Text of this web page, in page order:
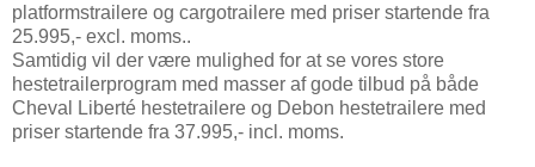
platformstrailere og cargotrailere med priser startende fra
25.995,- excl. moms..
Samtidig vil der være mulighed for at se vores store
hestetrailerprogram med masser af gode tilbud på både
Cheval Liberté hestetrailere og Debon hestetrailere med
priser startende fra 37.995,- incl. moms.